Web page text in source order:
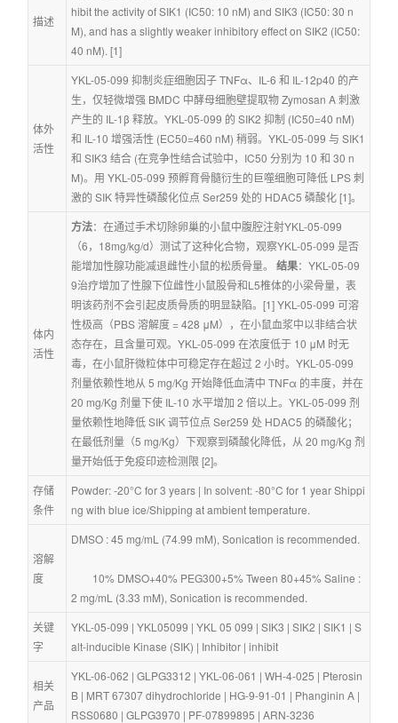
描述
hibit the activity of SIK1 (IC50: 10 nM) and SIK3 (IC50: 30 n
M), and has a slightly weaker inhibitory effect on SIK2 (IC50:
40 nM). [1]
体外
活性
YKL-05-099 抑制炎症细胞因子 TNFα、IL-6 和 IL-12p40 的产
生，仅轻微增强 BMDC 中酵母细胞壁提取物 Zymosan A 刺激
产生的 IL-1β 释放。YKL-05-099 的 SIK2 抑制 (IC50=40 nM)
和 IL-10 增强活性 (EC50=460 nM) 稍弱。YKL-05-099 与 SIK1
和 SIK3 结合 (在竞争性结合试验中，IC50 分别为 10 和 30 n
M)。用 YKL-05-099 预孵育骨髓衍生的巨噬细胞可降低 LPS 刺
激的 SIK 特异性磷酸化位点 Ser259 处的 HDAC5 磷酸化 [1]。
体内
活性
方法：在通过手术切除卵巢的小鼠中腹腔注射YKL-05-099
（6，18mg/kg/d）测试了这种化合物，观察YKL-05-099 是否
能增加性腺功能减退雌性小鼠的松质骨量。 结果：YKL-05-09
9治疗增加了性腺下位雌性小鼠股骨和L5椎体的小梁骨量，表
明该药剂不会引起皮质骨质的明显缺陷。[1] YKL-05-099 可溶
性极高（PBS 溶解度 = 428 μM），在小鼠血浆中以非结合状
态存在，且含量可观。YKL-05-099 在浓度低于 10 μM 时无
毒，在小鼠肝微粒体中可稳定存在超过 2 小时。YKL-05-099
剂量依赖性地从 5 mg/Kg 开始降低血清中 TNFα 的丰度，并在
20 mg/Kg 剂量下使 IL-10 水平增加 2 倍以上。YKL-05-099 剂
量依赖性地降低 SIK 调节位点 Ser259 处 HDAC5 的磷酸化；
在最低剂量（5 mg/Kg）下观察到磷酸化降低，从 20 mg/Kg 剂
量开始低于免疫印迹检测限 [2]。
存储
条件
Powder: -20°C for 3 years | In solvent: -80°C for 1 year Shippi
ng with blue ice/Shipping at ambient temperature.
溶解
度
DMSO : 45 mg/mL (74.99 mM), Sonication is recommended.
2 mg/mL (3.33 mM), Sonication is recommended.
关键
字
YKL-05-099 | YKL05099 | YKL 05 099 | SIK3 | SIK2 | SIK1 | S
alt-inducible Kinase (SIK) | Inhibitor | inhibit
相关
产品
YKL-06-062 | GLPG3312 | YKL-06-061 | WH-4-025 | Pterosin
B | MRT 67307 dihydrochloride | HG-9-91-01 | Phanginin A
RSS0680 | GLPG3970 | PF-07899895 | ARN-3236